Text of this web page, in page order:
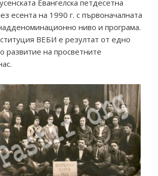
Евангелска петдесетна
есента на 1990 г. с първоначалната
ниво и програма.
ВЕБИ е резултат от едно
развитие на просветните